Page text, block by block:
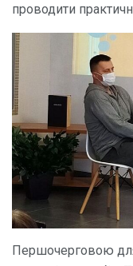
проводити
Першочерговою